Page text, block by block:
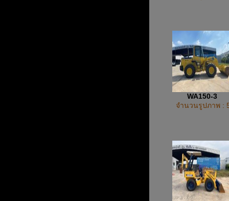
WA150-3
จำนวนรูปภาพ :